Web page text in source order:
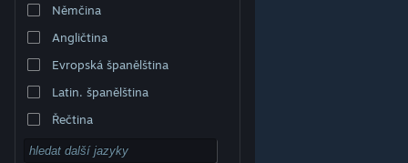
Němčina
Angličtina
Evropská španělština
Latin. španělština
Řečtina